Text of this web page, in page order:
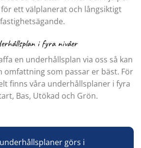
ett välplanerat och långsiktigt
fastighetsägande.
i fyra nivåer
en underhållsplan via oss så kan
omfattning som passar er bäst. För
finns våra underhållsplaner i fyra
Bas, Utökad och Grön.
görs i